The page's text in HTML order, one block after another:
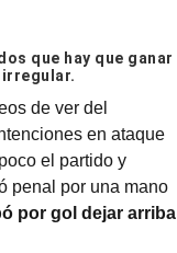
que hay que ganar
irregular.
de ver del
en ataque
el partido y
penal por una mano
por gol dejar arriba